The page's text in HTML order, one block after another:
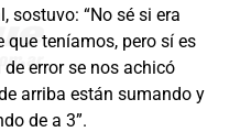
sostuvo: “No sé si era
que teníamos, pero sí es
error se nos achicó
arriba están sumando y
de a 3”.